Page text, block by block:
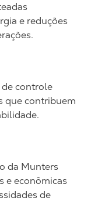
e reduções
de controle
que contribuem
da Munters
e econômicas
de